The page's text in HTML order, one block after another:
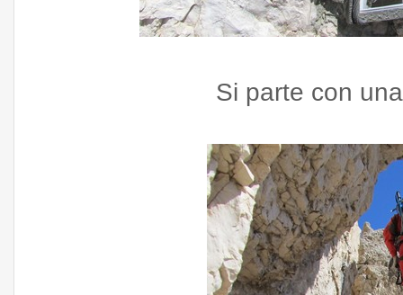
Si parte con